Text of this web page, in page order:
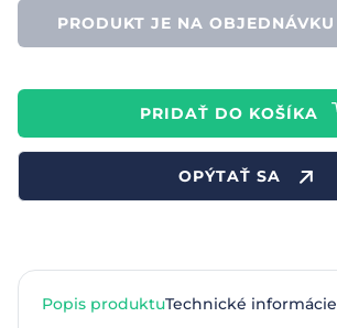
PRODUKT JE NA OBJEDNÁVKU
PRIDAŤ DO KOŠÍKA
OPÝTAŤ SA
Popis produktuTechnické informácie